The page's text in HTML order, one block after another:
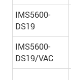
IMS5600-
DS19
IMS5600-
DS19/VAC